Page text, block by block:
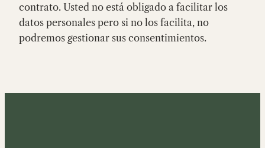
contrato. Usted no está obligado a facilitar los
datos personales pero si no los facilita, no
podremos gestionar sus consentimientos.